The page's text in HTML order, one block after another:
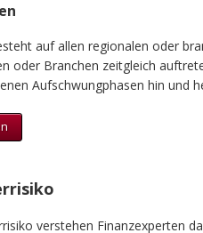
auf allen regionalen oder
oder Branchen zeitgleich
Aufschwungphasen hin und
verstehen Finanzexperten